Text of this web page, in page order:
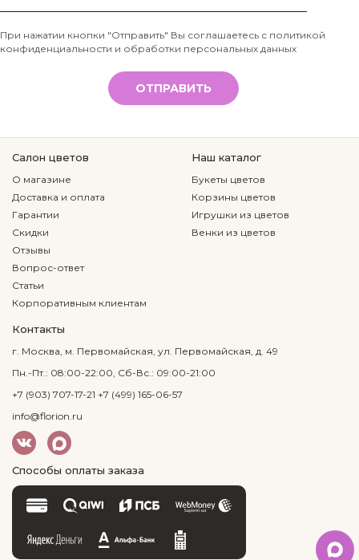
Телефон
*
При нажатии кнопки "Отправить" Вы соглашаетесь с политикой
конфиденциальности и обработки персональных данных
ОТПРАВИТЬ
Салон цветов
О магазине
Доставка и оплата
Гарантии
Скидки
Отзывы
Вопрос-ответ
Статьи
Корпоративным клиентам
Наш каталог
Букеты цветов
Корзины цветов
Игрушки из цветов
Венки из цветов
Контакты
г. Москва, м. Первомайская, ул. Первомайская, д. 49
Пн.-Пт.: 08:00-22:00, Сб-Вс.: 09:00-21:00
+7 (903) 707-17-21 +7 (499) 165-06-57
info@florion.ru
Способы оплаты заказа